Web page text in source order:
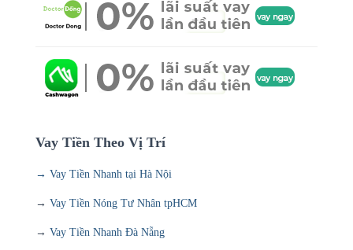
Vay Tiền Theo Vị Trí
→ Vay Tiền Nhanh tại Hà Nội
→ Vay Tiền Nóng Tư Nhân tpHCM
→ Vay Tiền Nhanh Đà Nẵng